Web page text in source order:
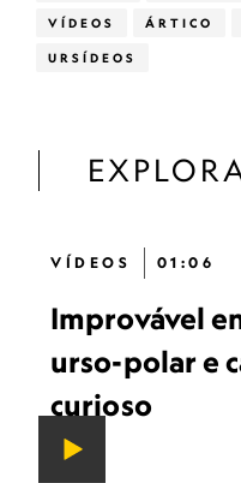
VÍDEOS ÁRTICO
URSÍDEOS
VÍDEOS 01:06
Improvável
urso-polar e
curioso